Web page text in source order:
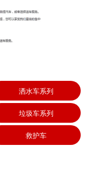
洒水车系列
垃圾车系列
救护车